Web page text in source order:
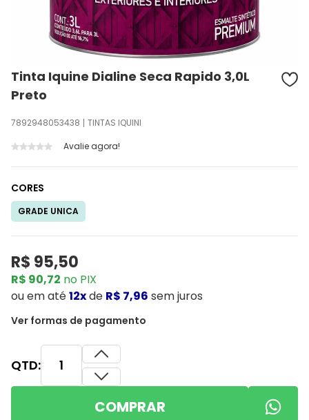
Tinta Iquine Dialine Seca Rapido 3,0L
Preto
7892948053438
TINTAS IQUINI
Avalie agora!
R$ 95,50
R$ 90,72 no PIX
ouem até12xde R$ 7,96 sem juros
Ver formas de pagamento
CORES
GRADE UNICA
QTD:
COMPRAR